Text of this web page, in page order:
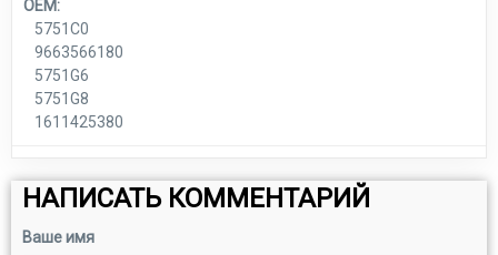
OEM:
5751C0
9663566180
5751G6
5751G8
1611425380
НАПИСАТЬ КОММЕНТАРИЙ
Ваше имя